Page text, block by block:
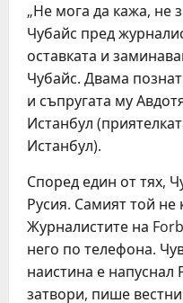
„Не мога да кажа, не
Чубайс пред
оставката и
Чубайс. Двама
и съпругата му
Истанбул
Истанбул).
Според един от тях,
Русия. Самият той не
Журналистите на
него по телефона.
наистина е напуснал
затвори, пише